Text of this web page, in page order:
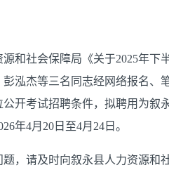
和社会保障局《关于2025年
彭泓杰等三名同志经网络报名、
开考试招聘条件，拟聘用为叙
年4月20日至4月24日。
题，请及时向叙永县人力资源和